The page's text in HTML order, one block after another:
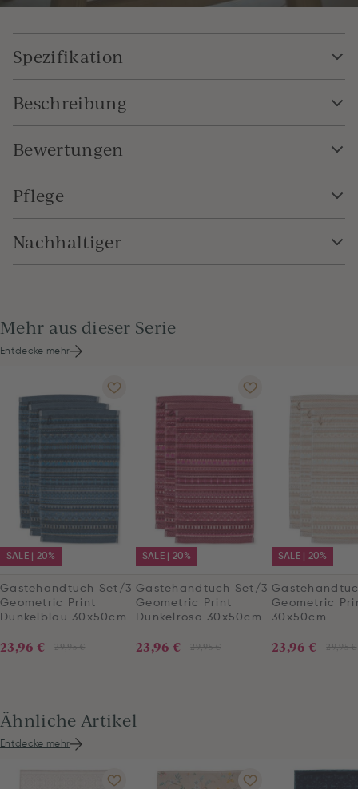
Spezifikation
Beschreibung
Bewertungen
Pflege
Nachhaltiger
Mehr aus dieser Serie
Entdecke mehr
SALE | 20%
Gästehandtuch Set/3
Geometric Print
Dunkelblau 30x50cm
29,95 €
23,96 €
SALE | 20%
Gästehandtuch Set/3
Geometric Print
Dunkelrosa 30x50cm
29,95 €
23,96 €
SALE | 20%
Geometric
30x50cm
29,95 €
23,96 €
Ähnliche Artikel
Entdecke mehr